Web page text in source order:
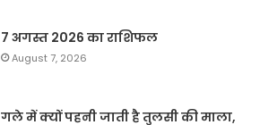
7 अगस्त 2026 का राशिफल
August 7, 2026
गले में क्यों पहनी जाती है तुलसी की माला,